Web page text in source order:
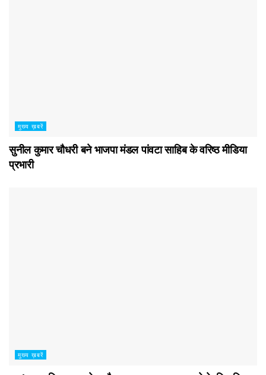
मुख्य ख़बरें
सुनील कुमार चौधरी बने भाजपा मंडल पांवटा साहिब के वरिष्ठ मीडिया
प्रभारी
मुख्य ख़बरें